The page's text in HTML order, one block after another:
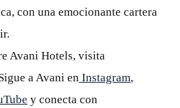
con una emocionante cartera
Avani Hotels, visita
a Avani en Instagram,
y conecta con